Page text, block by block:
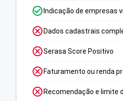
Indicação de empresas
Dados cadastrais
Serasa Score Positivo
Faturamento ou renda
Recomendação e limite